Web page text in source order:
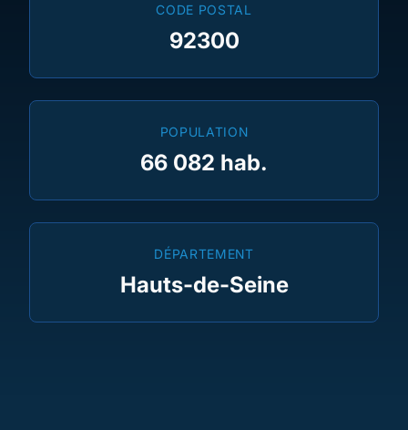
CODE POSTAL
92300
POPULATION
66 082 hab.
DÉPARTEMENT
Hauts-de-Seine